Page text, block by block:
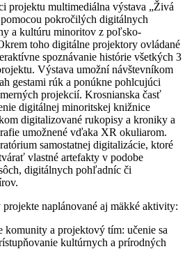
projektu multimediálna výstava „Živá
pokročilých digitálnych
a kultúru minoritov z poľsko-
toho digitálne projektory ovládané
spoznávanie histórie všetkých 3
Výstava umožní návštevníkom
gestami rúk a ponúkne pohlcujúci
projekcií. Krosnianska časť
digitálnej minoritskej knižnice
digitalizované rukopisy a kroniky a
umožnené vďaka XR okuliarom.
samostatnej digitalizácie, ktoré
vlastné artefakty v podobe
digitálnych pohľadníc či
naplánované aj mäkké aktivity:
komunity a projektový tím: učenie sa
kultúrnych a prírodných